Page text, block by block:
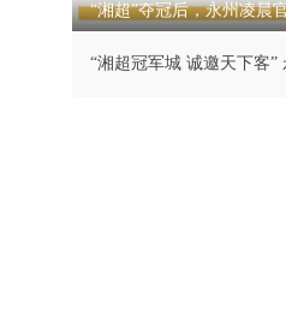
“湘超”夺冠后，永州凌晨
“湘超冠军城 诚邀天下客”